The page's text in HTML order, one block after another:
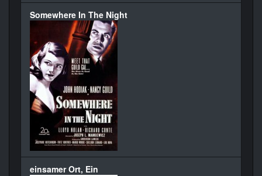
Somewhere In The Night
einsamer Ort, Ein